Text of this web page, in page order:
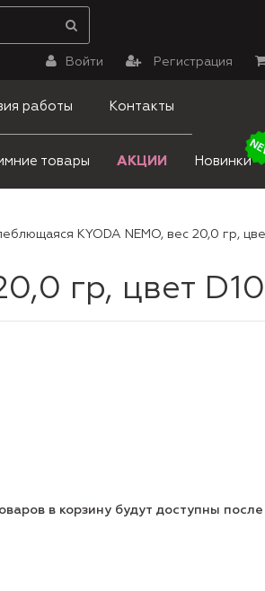
Регистрация
Войти
работы Контакты
товары АКЦИИ Новинки
KYODA NEMO, вес 20,0 гр,
гр, цвет
в корзину будут доступны после